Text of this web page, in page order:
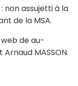
non assujetti à la
de la MSA.
de au-
MASSON.